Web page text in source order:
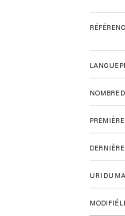
LANGUE
NOMBRE
PREMIÈRE
DERNIÈRE
URI DU
MODIFIÉ